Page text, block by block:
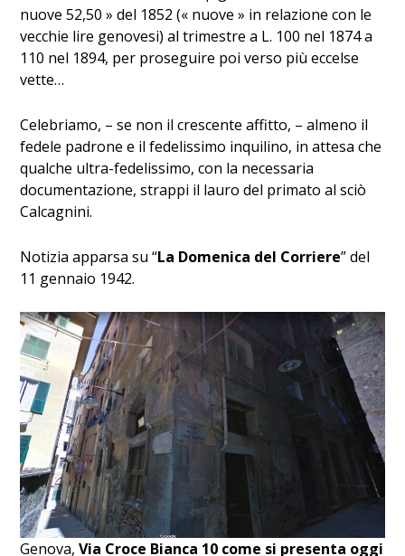
nuove 52,50 » del 1852 (« nuove » in relazione con le
vecchie lire genovesi) al trimestre a L. 100 nel 1874 a
110 nel 1894, per proseguire poi verso più eccelse
vette…
Celebriamo, – se non il crescente affitto, – almeno il
fedele padrone e il fedelissimo inquilino, in attesa che
qualche ultra-fedelissimo, con la necessaria
documentazione, strappi il lauro del primato al sciò
Calcagnini.
Notizia apparsa su “La Domenica del Corriere” del
11 gennaio 1942.
Genova,Via Croce Bianca 10 come si presenta oggi